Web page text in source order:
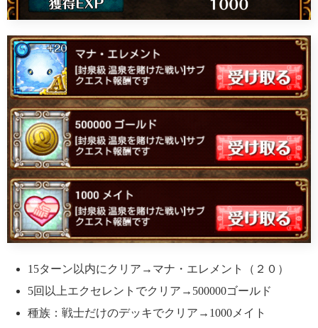
15ターン以内にクリア→マナ・エレメント（２０）
5回以上エクセレントでクリア→500000ゴールド
種族：戦士だけのデッキでクリア→1000メイト